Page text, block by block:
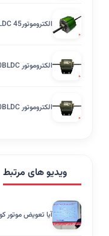
الکتروموتورBLDC 45 وات فن کویل کم مصرف الکترومگا
الکتروموتور 500BLDC وات داکت اسپلیت کم مصرف الکترومگا
الکتروموتور 400BLDC وات داکت اسپلیت کم مصرف الکترومگا
ویدیو های مرتبط
آیا تعویض